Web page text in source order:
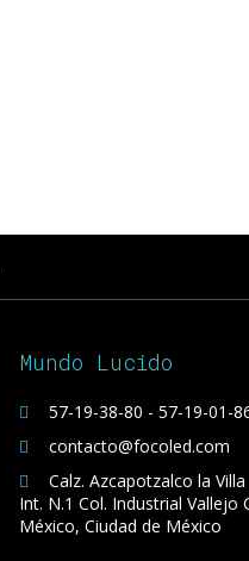
Mundo Lucido
57-19-38-80 - 57-19-01-
contacto@focoled.com
Calz. Azcapotzalco la
Int. N.1 Col. Industrial Vallejo
México, Ciudad de México